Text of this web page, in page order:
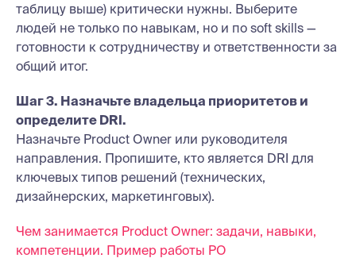
таблицу выше) критически нужны. Выберите
людей не только по навыкам, но и по soft skills —
готовности к сотрудничеству и ответственности за
общий итог.
Шаг 3. Назначьте владельца приоритетов и
определите DRI.
Назначьте Product Owner или руководителя
направления. Пропишите, кто является DRI для
ключевых типов решений (технических,
дизайнерских, маркетинговых).
Чем занимается Product Owner: задачи, навыки,
компетенции. Пример работы PO